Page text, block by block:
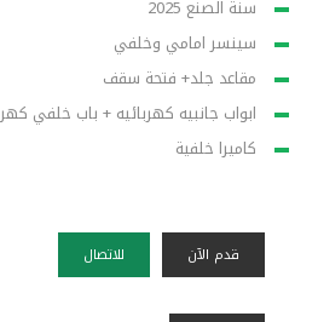
سنة الصنع 2025
سينسر امامي وخلفي
مقاعد جلد+ فتحة سقف
ابواب جانبيه كهربائيه + باب خلفي
كاميرا خلفية
قدم الآن للاتصال